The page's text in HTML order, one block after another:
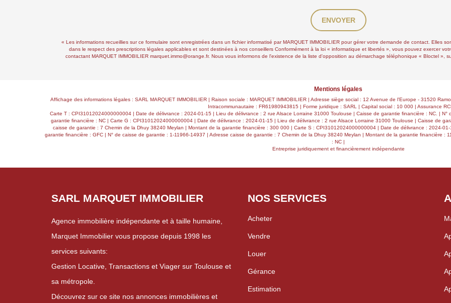
ENVOYER
« Les informations recueillies sur ce formulaire sont enregistrées dans un fichier informatisé par MARQUET IMMOBILIER pour gérer votre demande de contact. Elles
dans le respect des prescriptions légales applicables et sont destinées à nos conseillers Conformément à la loi « informatique et libertés », vous pouvez exercer
contactant MARQUET IMMOBILIER marquet.immo@orange.fr. Nous vous informons de l'existence de la liste d'opposition au démarchage téléphonique « Bloctel »,
Mentions légales
Affichage des informations légales : SARL MARQUET IMMOBILIER | Raison sociale : MARQUET IMMOBILIER | Adresse siège social : 12 Avenue de l'Europe - 31520
Intracommunautaire : FR61980943815 | Forme juridique : SARL | Capital social : 10 000 | Assurance
Carte T : CPI31012024000000004 | Date de délivrance : 2024-01-15 | Lieu de délivrance : 2 rue Alsace Lorraine 31000 Toulouse | Caisse de garantie financière : NC. |
garantie financière : NC | Carte G : CPI31012024000000004 | Date de délivrance : 2024-01-15 | Lieu de délivrance : 2 rue Alsace Lorraine 31000 Toulouse | Caisse de
caisse de garantie : 7 Chemin de la Dhuy 38240 Meylan | Montant de la garantie financière : 300 000 | Carte S : CPI31012024000000004 | Date de délivrance : 2024-
garantie financière : GFC | N° de caisse de garantie : 1-11966-14937 | Adresse caisse de garantie : 7 Chemin de la Dhuy 38240 Meylan | Montant de la garantie financière :
: NC |
Entreprise juridiquement et financièrement indépendante
SARL MARQUET IMMOBILIER
Agence immobilière indépendante et à taille humaine,
Marquet Immobilier vous propose depuis 1998 les
services suivants:
Gestion Locative, Transactions et Viager sur Toulouse et
sa métropole.
Découvrez sur ce site nos annonces immobilières et
NOS SERVICES
Acheter
Vendre
Louer
Gérance
Estimation